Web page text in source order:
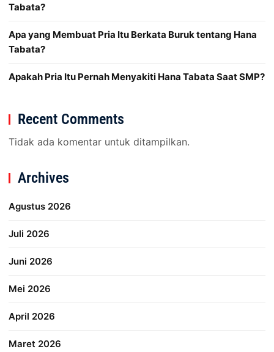
Tabata?
Apa yang Membuat Pria Itu Berkata Buruk tentang Hana
Tabata?
Apakah Pria Itu Pernah Menyakiti Hana Tabata Saat SMP?
Recent Comments
Tidak ada komentar untuk ditampilkan.
Archives
Agustus 2026
Juli 2026
Juni 2026
Mei 2026
April 2026
Maret 2026